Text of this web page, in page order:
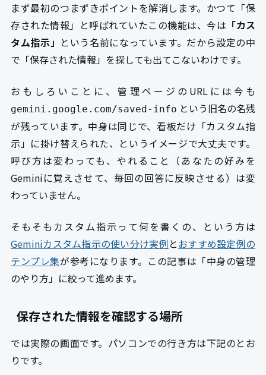
まず最初のつまずきポイントを解消します。かつて「保
存された情報」と呼ばれていたこの機能は、今は 「カス
タム指示」 という名前になっています。だから設定の中
で「保存された情報」を探しても出てこないわけです。
おもしろいことに、管理ページのURLには今も
gemini.google.com/saved-info という旧名の名残
が残っています。中身は同じで、看板だけ「カスタム指
示」に掛け替えられた、というイメージで大丈夫です。
呼び方は変わっても、やれること（あなたの好みを
Geminiに覚えさせて、毎回の回答に反映させる）は変
わっていません。
そもそもカスタム指示って何を書くの、という方は
Geminiカスタム指示の使い分け実例とおすすめ設定例の
テンプレ集が参考になります。この記事は「中身の管理
のやり方」に絞って進めます。
保存された情報を確認する場所
では実際の画面です。パソコンでの行き方は下記のとお
りです。